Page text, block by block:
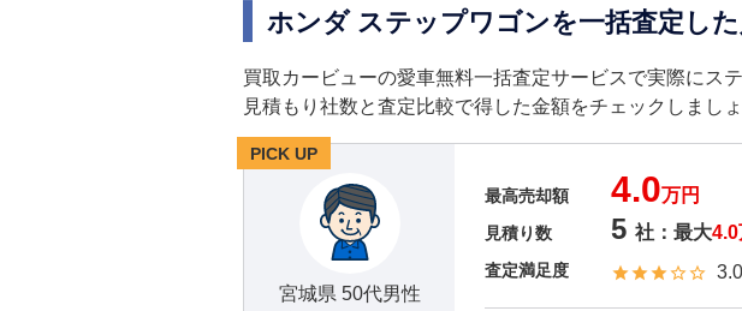
ホンダ ステップワゴンを一括査定し
買取カービューの愛車無料一括査定サービスで実際にス
見積もり社数と査定比較で得した金額をチェックしましょ
PICK UP
宮城県 50代男性
最高売却額 4.0万円
見積り数 5 社：最大4.0
査定満足度 3.0